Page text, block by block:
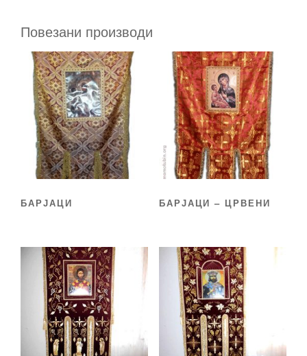
Повезани производи
БАРЈАЦИ БАРЈАЦИ – ЦРВЕНИ